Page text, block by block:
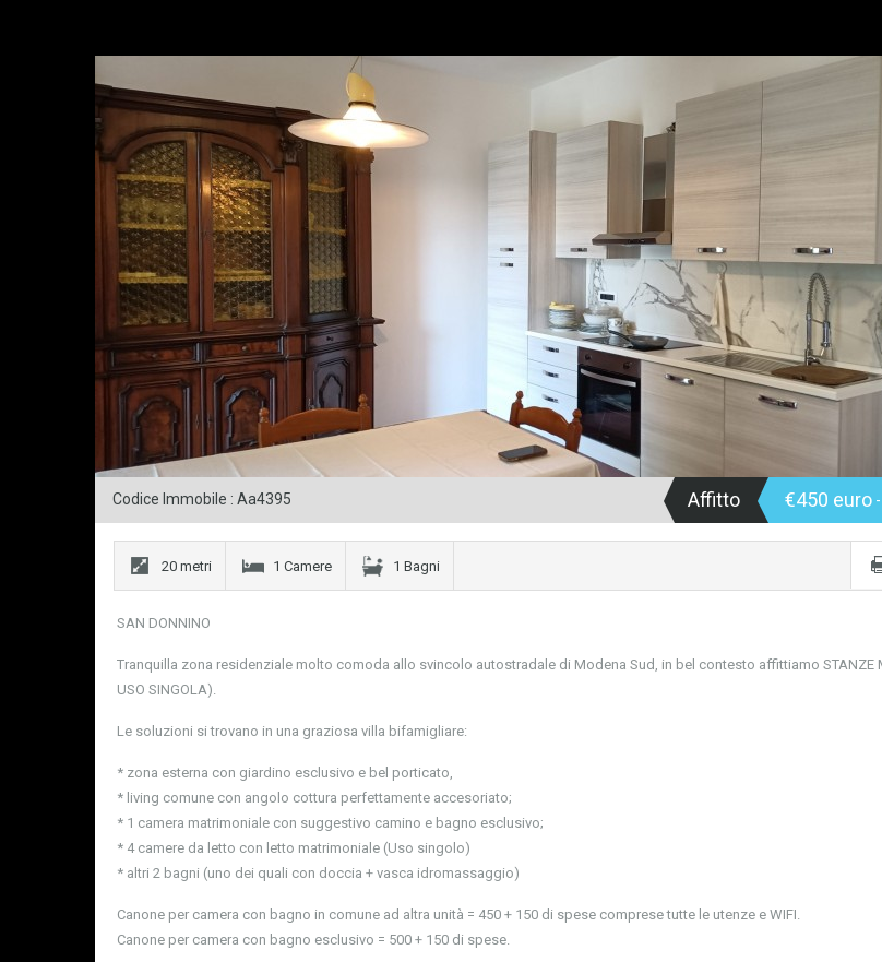
Codice Immobile : Aa4395 Affitto €450 euro
20 metri 1 Camere 1 Bagni
SAN DONNINO
Tranquilla zona residenziale molto comoda allo svincolo autostradale di Modena Sud, in bel contesto affittiamo STANZE
USO SINGOLA).
Le soluzioni si trovano in una graziosa villa bifamigliare:
* zona esterna con giardino esclusivo e bel porticato,
* living comune con angolo cottura perfettamente accesoriato;
* 1 camera matrimoniale con suggestivo camino e bagno esclusivo;
* 4 camere da letto con letto matrimoniale (Uso singolo)
* altri 2 bagni (uno dei quali con doccia + vasca idromassaggio)
Canone per camera con bagno in comune ad altra unità = 450 + 150 di spese comprese tutte le utenze e WIFI.
Canone per camera con bagno esclusivo = 500 + 150 di spese.